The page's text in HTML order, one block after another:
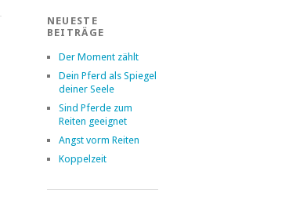
NEUESTE
BEITRÄGE
Der Moment zählt
Dein Pferd als Spiegel
deiner Seele
Sind Pferde zum
Reiten geeignet
Angst vorm Reiten
Koppelzeit